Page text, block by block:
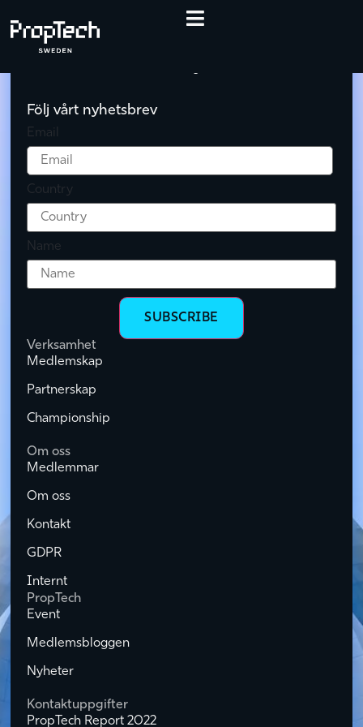
PROPTECH CHAMPIONSHIP –
ENERGIZED BY MKB
Följ vårt nyhetsbrev
Email
Country
Name
SUBSCRIBE
Verksamhet
Medlemskap
Partnerskap
Championship
Om oss
Medlemmar
Om oss
Kontakt
GDPR
Internt
PropTech
Event
Medlemsbloggen
Nyheter
Kontaktuppgifter
PropTech Report 2022